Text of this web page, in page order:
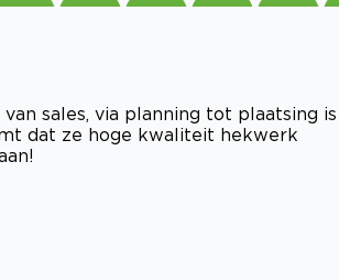
sales, via planning tot plaatsing is
dat ze hoge kwaliteit hekwerk